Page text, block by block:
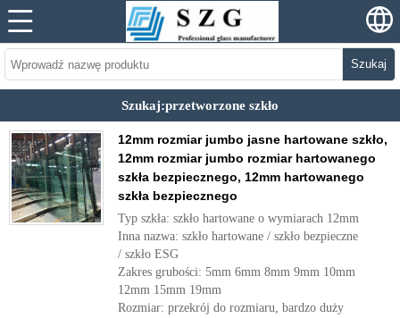
Szukaj
Szukaj:przetworzone szkło
12mm rozmiar jumbo jasne hartowane szkło,
12mm rozmiar jumbo rozmiar hartowanego
szkła bezpiecznego, 12mm hartowanego
szkła bezpiecznego
Typ szkła: szkło hartowane o wymiarach 12mm
Inna nazwa: szkło hartowane / szkło bezpieczne
/ szkło ESG
Zakres grubości: 5mm 6mm 8mm 9mm 10mm
12mm 15mm 19mm
Rozmiar: przekrój do rozmiaru, bardzo duży